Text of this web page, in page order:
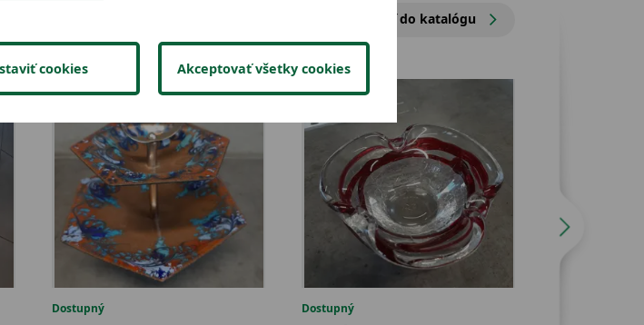
Prejsť do katalógu
Dostupný Dostupný
Akceptovať všetky cookies
cookies